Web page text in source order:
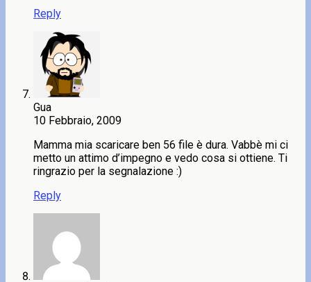
Reply
Gua
10 Febbraio, 2009
Mamma mia scaricare ben 56 file è dura. Vabbè mi ci
metto un attimo d’impegno e vedo cosa si ottiene. Ti
ringrazio per la segnalazione :)
Reply